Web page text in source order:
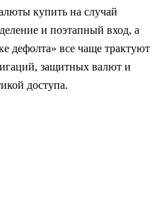
купить на случай
и поэтапный вход, а
дефолта» все чаще трактуют
защитных валют и
доступа.